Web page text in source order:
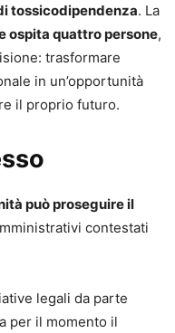
tossicodipendenza. La
ospita quattro persone,
trasformare
in un’opportunità
il proprio futuro.
può proseguire il
contestati
legali da parte
per il momento il